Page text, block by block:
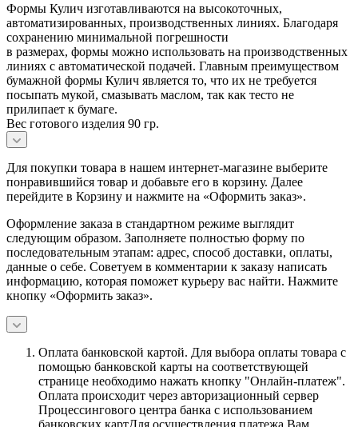
Формы Кулич изготавливаются на высокоточных,
автоматизированных, производственных линиях. Благодаря
сохранению минимальной погрешности
в размерах, формы можно использовать на производственных
линиях с автоматической подачей. Главным преимуществом
бумажной формы Кулич является то, что их не требуется
посыпать мукой, смазывать маслом, так как тесто не
прилипает к бумаге.
Вес готового изделия 90 гр.
Для покупки товара в нашем интернет-магазине выберите
понравившийся товар и добавьте его в корзину. Далее
перейдите в Корзину и нажмите на «Оформить заказ».
Оформление заказа в стандартном режиме выглядит
следующим образом. Заполняете полностью форму по
последовательным этапам: адрес, способ доставки, оплаты,
данные о себе. Советуем в комментарии к заказу написать
информацию, которая поможет курьеру вас найти. Нажмите
кнопку «Оформить заказ».
Оплата банковской картой. Для выбора оплаты товара с
помощью банковской карты на соответствующей
странице необходимо нажать кнопку "Онлайн-платеж".
Оплата происходит через авторизационный сервер
Процессингового центра банка с использованием
банковских картДля осуществления платежа Вам